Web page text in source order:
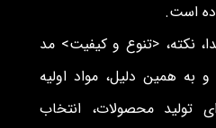
است.
نکته، <تنوع و کیفیت> مد
به همین دلیل، مواد اولیه
تولید محصولات، انتخاب